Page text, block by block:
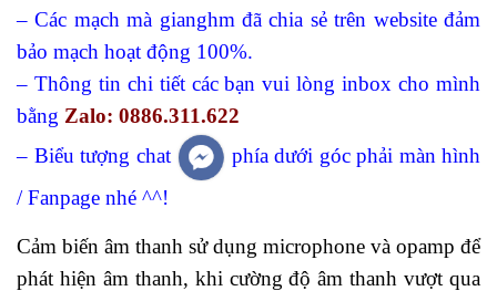
– Các mạch mà gianghm đã chia sẻ trên website đảm
bảo mạch hoạt động 100%.
– Thông tin chi tiết các bạn vui lòng inbox cho mình
bằng Zalo: 0886.311.622
– Biểu tượng chat
phía dưới góc phải màn hình
/ Fanpage nhé ^^!
Cảm biến âm thanh sử dụng microphone và opamp để
phát hiện âm thanh, khi cường độ âm thanh vượt qua